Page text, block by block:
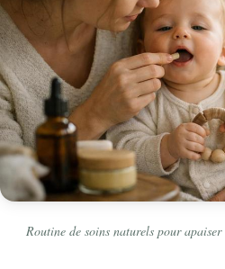
Routine de soins naturels pour apaiser